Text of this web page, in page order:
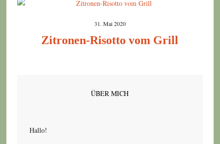
31. Mai 2020
Zitronen-Risotto vom Grill
ÜBER MICH
Hallo!